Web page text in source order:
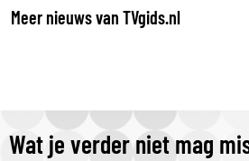
Meer nieuws van TVgids.nl
Wat je verder niet mag